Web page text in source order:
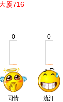
厦716
0
同情
0
流汗